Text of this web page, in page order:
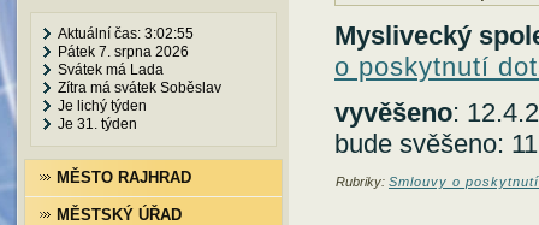
Aktuální čas: 3:02:56
Pátek 7. srpna 2026
Svátek má Lada
Zítra má svátek Soběslav
Je lichý týden
Je 31. týden
MĚSTO RAJHRAD
MĚSTSKÝ ÚŘAD
Myslivecký
o poskytnutí
vyvěšeno:
bude svěšeno:
Rubriky: Smlouvy o